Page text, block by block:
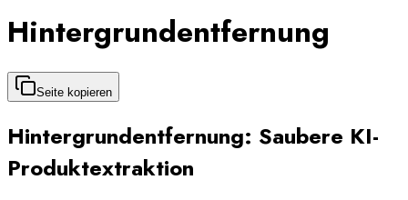
Hintergrundentfernung
Seite kopieren
Hintergrundentfernung: Saubere KI-
Produktextraktion